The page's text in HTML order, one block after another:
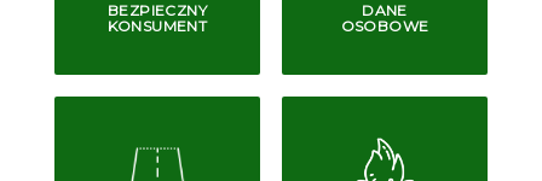
BEZPIECZNY
KONSUMENT
DANE
OSOBOWE